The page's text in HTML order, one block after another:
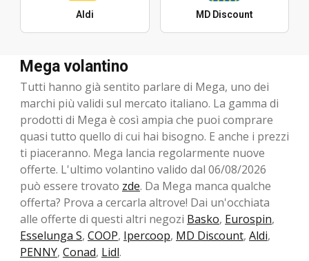
Aldi MD Discount
Mega volantino
Tutti hanno già sentito parlare di Mega, uno dei
marchi più validi sul mercato italiano. La gamma di
prodotti di Mega è così ampia che puoi comprare
quasi tutto quello di cui hai bisogno. E anche i prezzi
ti piaceranno. Mega lancia regolarmente nuove
offerte. L'ultimo volantino valido dal 06/08/2026
può essere trovato zde. Da Mega manca qualche
offerta? Prova a cercarla altrove! Dai un'occhiata
alle offerte di questi altri negozi Basko, Eurospin,
Esselunga S, COOP, Ipercoop, MD Discount, Aldi,
PENNY, Conad, Lidl.